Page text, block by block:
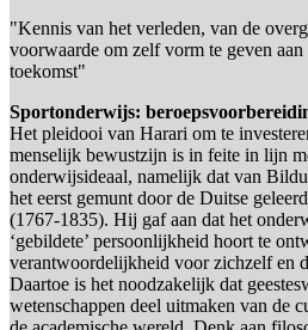
"Kennis van het verleden, van de
voorwaarde om zelf vorm te geven aan
toekomst"
Sportonderwijs:
Het pleidooi van Harari om te
menselijk bewustzijn is in feite in lijn
onderwijsideaal, namelijk dat van
het eerst gemunt door de Duitse
(1767-1835). Hij gaf aan dat het
‘gebildete’ persoonlijkheid hoort te
verantwoordelijkheid voor zichzelf en
Daartoe is het noodzakelijk dat
wetenschappen deel uitmaken van de